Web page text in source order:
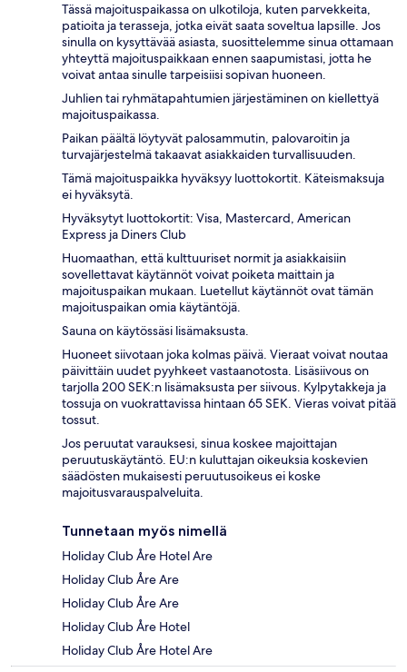
Tässä majoituspaikassa on ulkotiloja, kuten parvekkeita,
patioita ja terasseja, jotka eivät saata soveltua lapsille. Jos
sinulla on kysyttävää asiasta, suosittelemme sinua ottamaan
yhteyttä majoituspaikkaan ennen saapumistasi, jotta he
voivat antaa sinulle tarpeisiisi sopivan huoneen.
Juhlien tai ryhmätapahtumien järjestäminen on kiellettyä
majoituspaikassa.
Paikan päältä löytyvät palosammutin, palovaroitin ja
turvajärjestelmä takaavat asiakkaiden turvallisuuden.
Tämä majoituspaikka hyväksyy luottokortit. Käteismaksuja
ei hyväksytä.
Hyväksytyt luottokortit: Visa, Mastercard, American
Express ja Diners Club
Huomaathan, että kulttuuriset normit ja asiakkaisiin
sovellettavat käytännöt voivat poiketa maittain ja
majoituspaikan mukaan. Luetellut käytännöt ovat tämän
majoituspaikan omia käytäntöjä.
Sauna on käytössäsi lisämaksusta.
Huoneet siivotaan joka kolmas päivä. Vieraat voivat noutaa
päivittäin uudet pyyhkeet vastaanotosta. Lisäsiivous on
tarjolla 200 SEK:n lisämaksusta per siivous. Kylpytakkeja ja
tossuja on vuokrattavissa hintaan 65 SEK. Vieras voivat pitää
tossut.
Jos peruutat varauksesi, sinua koskee majoittajan
peruutuskäytäntö. EU:n kuluttajan oikeuksia koskevien
säädösten mukaisesti peruutusoikeus ei koske
majoitusvarauspalveluita.
Tunnetaan myös nimellä
Holiday Club Åre Hotel Are
Holiday Club Åre Are
Holiday Club Åre Are
Holiday Club Åre Hotel
Holiday Club Åre Hotel Are